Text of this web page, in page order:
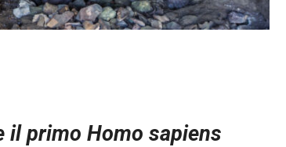
il primo Homo sapiens